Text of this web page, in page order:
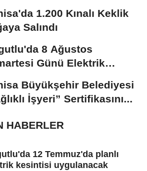
1.200 Kınalı Keklik
Salındı
8 Ağustos
Günü Elektrik
Büyükşehir Belediyesi
İşyeri” Sertifikasını...
HABERLER
12 Temmuz'da planlı
kesintisi uygulanacak